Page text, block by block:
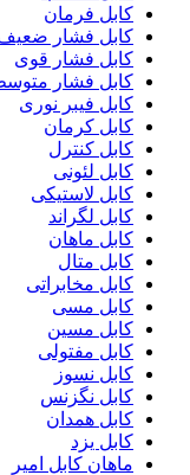
کابل فرمان
کابل فشار
کابل فشار قوی
کابل فشار
کابل فیبر نوری
کابل کرمان
کابل کنترل
کابل لئونی
کابل لاستیکی
کابل لگراند
کابل ماهان
کابل متال
کابل مخابراتی
کابل مسی
کابل مسین
کابل مفتولی
کابل نسوز
کابل نگزنس
کابل همدان
کابل یزد
ماهان کابل امیر